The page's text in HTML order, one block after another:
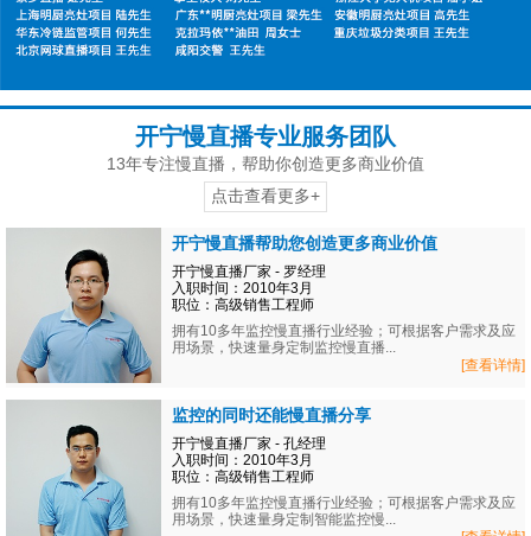
开宁慢直播专业服务团队
13年专注慢直播，帮助你创造更多商业价值
点击查看更多+
开宁慢直播帮助您创造更多商业价值
开宁慢直播厂家 - 罗经理
入职时间：2010年3月
职位：高级销售工程师
拥有10多年监控慢直播行业经验；可根据客户需求及应
用场景，快速量身定制监控慢直播...
[查看详情]
监控的同时还能慢直播分享
开宁慢直播厂家 - 孔经理
入职时间：2010年3月
职位：高级销售工程师
拥有10多年监控慢直播行业经验；可根据客户需求及应
用场景，快速量身定制智能监控慢...